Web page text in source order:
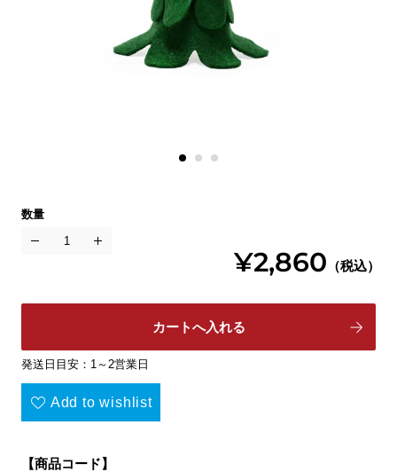
数量
¥2,860 （税込）
カートへ入れる
発送日目安：1～2営業日
Add to wishlist
【商品コード】